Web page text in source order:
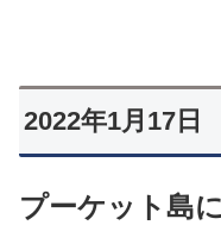
2022年1月17日
プーケット島